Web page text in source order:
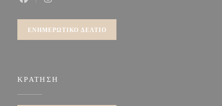
Facebook ((ανοίγει σε νέο παράθυρο))
ΕΝΗΜΕΡΩΤΙΚΌ ΔΕΛΤΊΟ
ΚΡΆΤΗΣΗ